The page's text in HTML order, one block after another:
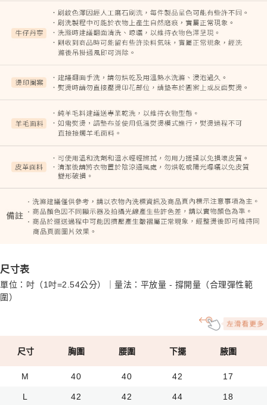
尺寸表
單位：吋（1吋=2.54公分）｜量法：平放量 - 撐開量（合理彈性範
圍）
尺寸 胸圍 腰圍 下擺 腋圍
M 40 40 42 17
L 42 42 44 18